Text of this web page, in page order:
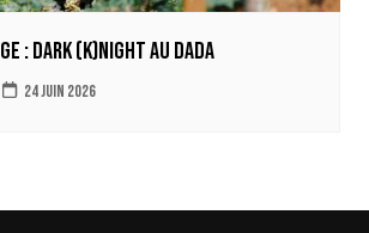
: Dark (k)Night au Dada
24 juin 2026